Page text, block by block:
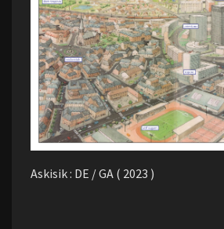
Askisik : DE / GA ( 2023 )